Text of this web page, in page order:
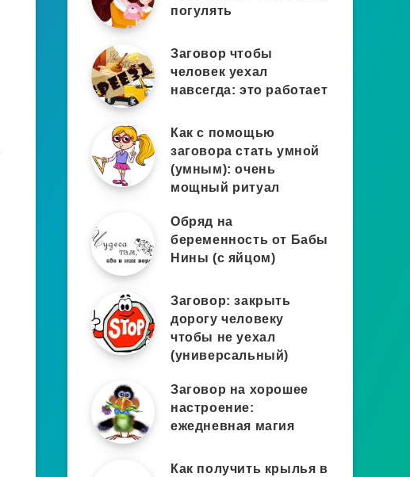
погулять
Заговор чтобы
человек уехал
навсегда: это работает
Как с помощью
заговора стать умной
(умным): очень
мощный ритуал
Обряд на
беременность от Бабы
Нины (с яйцом)
Заговор: закрыть
дорогу человеку
чтобы не уехал
(универсальный)
Заговор на хорошее
настроение:
ежедневная магия
Как получить крылья в